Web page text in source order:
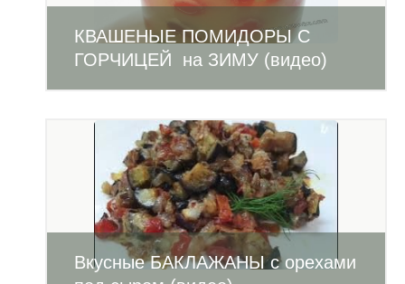
КВАШЕНЫЕ ПОМИДОРЫ С
ГОРЧИЦЕЙ на ЗИМУ (видео)
Вкусные БАКЛАЖАНЫ с орехами